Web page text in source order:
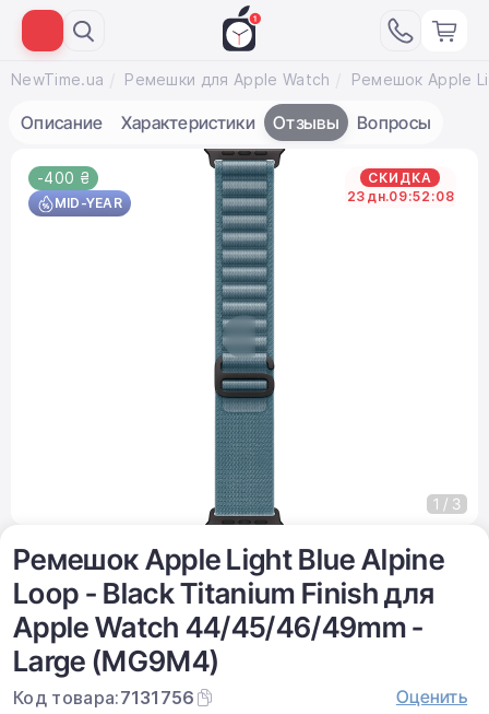
NewTime.ua Ремешки для Apple Watch
Описание Характеристики Отзывы Вопросы
Ремешок Apple Light Blue Alpine
Loop - Black Titanium Finish для
Apple Watch 44/45/46/49mm -
Large (MG9M4)
Код товара:7131756 Оценить
-400 ₴
MID-YEAR
СКИДКА
23 дн.09:52 :07
1 / 3